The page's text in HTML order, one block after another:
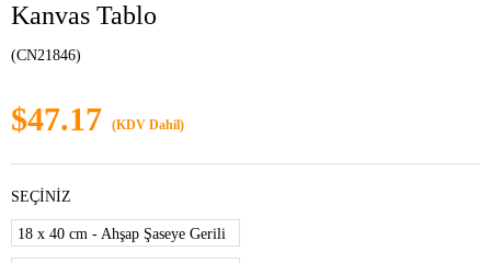
Kanvas Tablo
(CN21846)
$47.17 (KDV Dahil)
SEÇİNİZ
18 x 40 cm - Ahşap Şaseye Gerili